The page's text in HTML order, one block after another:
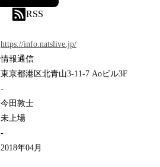
RSS
https://info.natslive.jp/
情報通信
東京都港区北青山3-11-7 Aoビル3F
-
今田敦士
未上場
-
2018年04月